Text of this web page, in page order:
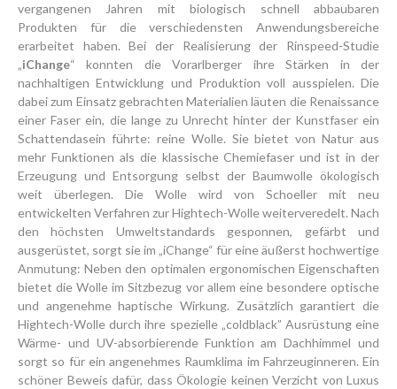
vergangenen Jahren mit biologisch schnell abbaubaren
Produkten für die verschiedensten Anwendungsbereiche
erarbeitet haben. Bei der Realisierung der Rinspeed-Studie
„iChange“ konnten die Vorarlberger ihre Stärken in der
nachhaltigen Entwicklung und Produktion voll ausspielen. Die
dabei zum Einsatz gebrachten Materialien läuten die Renaissance
einer Faser ein, die lange zu Unrecht hinter der Kunstfaser ein
Schattendasein führte: reine Wolle. Sie bietet von Natur aus
mehr Funktionen als die klassische Chemiefaser und ist in der
Erzeugung und Entsorgung selbst der Baumwolle ökologisch
weit überlegen. Die Wolle wird von Schoeller mit neu
entwickelten Verfahren zur Hightech-Wolle weiterveredelt. Nach
den höchsten Umweltstandards gesponnen, gefärbt und
ausgerüstet, sorgt sie im „iChange“ für eine äußerst hochwertige
Anmutung: Neben den optimalen ergonomischen Eigenschaften
bietet die Wolle im Sitzbezug vor allem eine besondere optische
und angenehme haptische Wirkung. Zusätzlich garantiert die
Hightech-Wolle durch ihre spezielle „coldblack” Ausrüstung eine
Wärme- und UV-absorbierende Funktion am Dachhimmel und
sorgt so für ein angenehmes Raumklima im Fahrzeuginneren. Ein
schöner Beweis dafür, dass Ökologie keinen Verzicht von Luxus